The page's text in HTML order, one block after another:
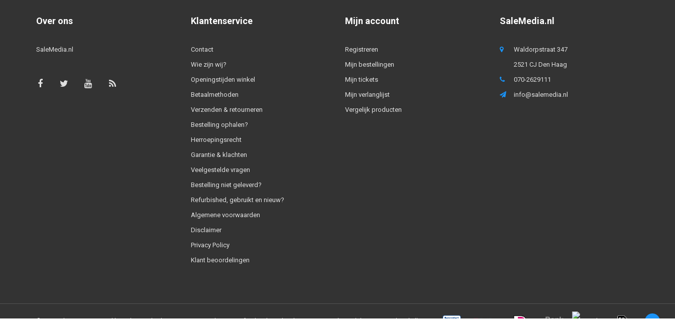
Over ons
SaleMedia.nl
Klantenservice
Contact
Wie zijn wij?
Openingstijden winkel
Betaalmethoden
Verzenden & retourneren
Bestelling ophalen?
Herroepingsrecht
Garantie & klachten
Veelgestelde vragen
Bestelling niet geleverd?
Refurbished, gebruikt en nieuw?
Algemene voorwaarden
Disclaimer
Privacy Policy
Klant beoordelingen
Mijn account
Registreren
Mijn bestellingen
Mijn tickets
Mijn verlanglijst
Vergelijk producten
SaleMedia.nl
Waldorpstraat 347
2521 CJ Den Haag
070-2629111
info@salemedia.nl
© Copyright 2026 - Powered byLightspeed- Theme ByDMWSxPlus+|RSS-feed|SaleMedia.nl 9.0/10-1837beoordelingen opWebwinkelkeur